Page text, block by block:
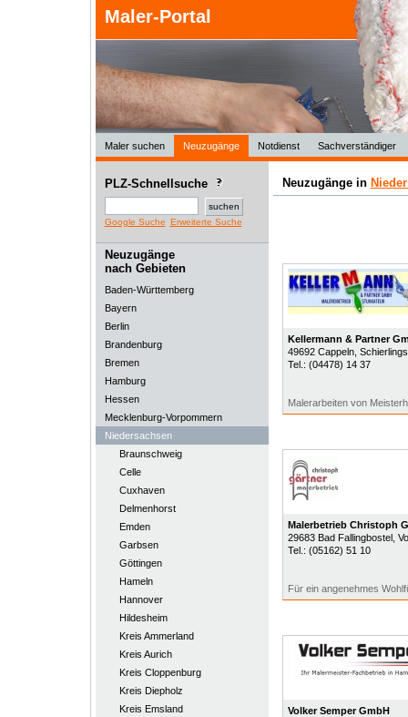
Maler-Portal
Maler suchen Neuzugänge Notdienst Sachverständiger
PLZ-Schnellsuche
Google Suche Erweiterte Suche
Neuzugänge
nach Gebieten
Baden-Württemberg
Bayern
Berlin
Brandenburg
Bremen
Hamburg
Hessen
Mecklenburg-Vorpommern
Niedersachsen
Braunschweig
Celle
Cuxhaven
Delmenhorst
Emden
Garbsen
Göttingen
Hameln
Hannover
Hildesheim
Kreis Ammerland
Kreis Aurich
Kreis Cloppenburg
Kreis Diepholz
Kreis Emsland
Neuzugänge in
Kellermann & Partner
49692 Cappeln,
Tel.: (04478) 14 37
Malerarbeiten von
Malerbetrieb Christoph
29683 Bad Fallingbostel,
Tel.: (05162) 51 10
Für ein angenehmes
Volker Semper GmbH